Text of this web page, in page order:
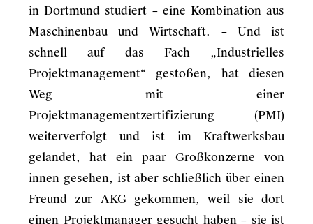
in Dortmund studiert – eine Kombination aus
Maschinenbau und Wirtschaft. – Und ist
schnell auf das Fach „Industrielles
Projektmanagement“ gestoßen, hat diesen
Weg mit einer
Projektmanagementzertifizierung (PMI)
weiterverfolgt und ist im Kraftwerksbau
gelandet, hat ein paar Großkonzerne von
innen gesehen, ist aber schließlich über einen
Freund zur AKG gekommen, weil sie dort
einen Projektmanager gesucht haben – sie ist